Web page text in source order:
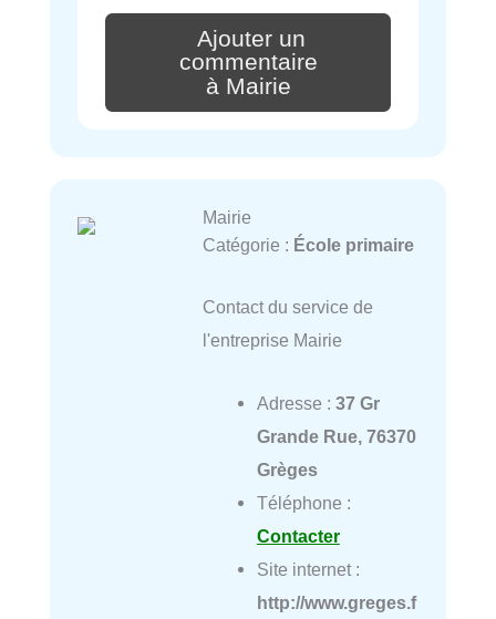
Ajouter un
commentaire
à Mairie
Mairie
Catégorie : École primaire
Contact du service de
l'entreprise Mairie
Adresse : 37 Gr
Grande Rue, 76370
Grèges
Téléphone :
Contacter
Site internet :
http://www.greges.f